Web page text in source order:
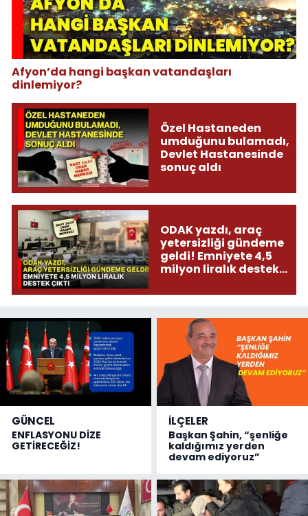
Afyon’da hangi başkan vatandaşları
dinlemiyor?
Özel Hastaneden
umduğunu bulamadı,
Devlet Hastanesinde
sonuç aldı
ODAK yazdı, araç
yetersizliği gündeme
geldi! Emniyete 4,5
milyon liralık destek
GÜNCEL
ENFLASYONU DİZE
GETİRECEĞİZ!
İLÇELER
Başkan Şahin, “şenliğe
kaldığımız yerden
devam ediyoruz”